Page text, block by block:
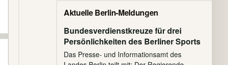
Aktuelle Berlin-Meldungen
Bundesverdienstkreuze für drei
Persönlichkeiten des Berliner Sports
Das Presse- und Informationsamt des